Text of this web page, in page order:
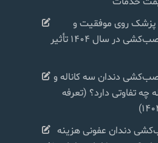
پزشک روی موفقیت و
هزینه عصب‌کشی در سال ۱۴۰۴ تأثیر
دندان سه کاناله و
چه تفاوتی دارد؟ (تعرفه
دندان عفونی هزینه